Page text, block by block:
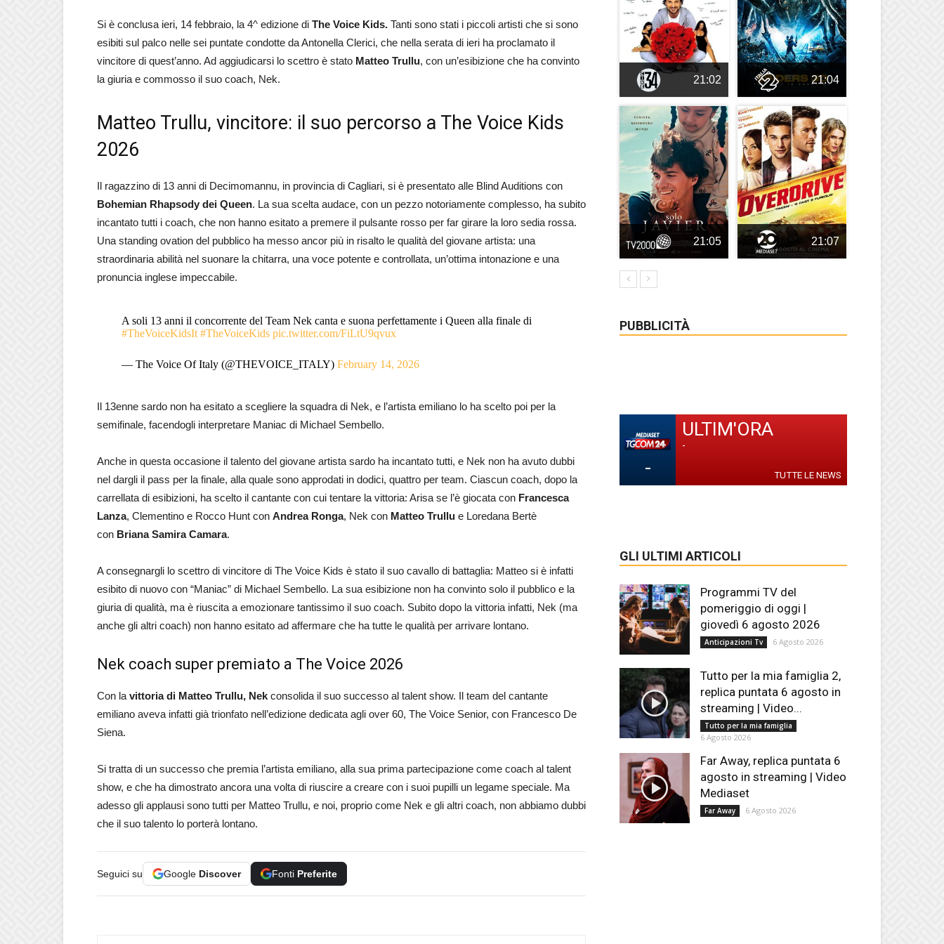
Si è conclusa ieri, 14 febbraio, la 4^ edizione di The Voice Kids. Tanti sono stati i piccoli artisti che si sono
esibiti sul palco nelle sei puntate condotte da Antonella Clerici, che nella serata di ieri ha proclamato il
vincitore di quest’anno. Ad aggiudicarsi lo scettro è stato Matteo Trullu, con un’esibizione che ha convinto
la giuria e commosso il suo coach, Nek.
Matteo Trullu, vincitore: il suo percorso a The Voice Kids
2026
Il ragazzino di 13 anni di Decimomannu, in provincia di Cagliari, si è presentato alle Blind Auditions con
Bohemian Rhapsody dei Queen. La sua scelta audace, con un pezzo notoriamente complesso, ha subito
incantato tutti i coach, che non hanno esitato a premere il pulsante rosso per far girare la loro sedia rossa.
Una standing ovation del pubblico ha messo ancor più in risalto le qualità del giovane artista: una
straordinaria abilità nel suonare la chitarra, una voce potente e controllata, un’ottima intonazione e una
pronuncia inglese impeccabile.
A soli 13 anni il concorrente del Team Nek canta e suona perfettamente i Queen alla finale di
#TheVoiceKidsIt #TheVoiceKids pic.twitter.com/FiLtU9qvux
— The Voice Of Italy (@THEVOICE_ITALY) February 14, 2026
Il 13enne sardo non ha esitato a scegliere la squadra di Nek, e l’artista emiliano lo ha scelto poi per la
semifinale, facendogli interpretare Maniac di Michael Sembello.
Anche in questa occasione il talento del giovane artista sardo ha incantato tutti, e Nek non ha avuto dubbi
nel dargli il pass per la finale, alla quale sono approdati in dodici, quattro per team. Ciascun coach, dopo la
carrellata di esibizioni, ha scelto il cantante con cui tentare la vittoria: Arisa se l’è giocata con Francesca
Lanza, Clementino e Rocco Hunt con Andrea Ronga, Nek con Matteo Trullu e Loredana Bertè
con Briana Samira Camara.
A consegnargli lo scettro di vincitore di The Voice Kids è stato il suo cavallo di battaglia: Matteo si è infatti
esibito di nuovo con “Maniac” di Michael Sembello. La sua esibizione non ha convinto solo il pubblico e la
giuria di qualità, ma è riuscita a emozionare tantissimo il suo coach. Subito dopo la vittoria infatti, Nek (ma
anche gli altri coach) non hanno esitato ad affermare che ha tutte le qualità per arrivare lontano.
Nek coach super premiato a The Voice 2026
Con la vittoria di Matteo Trullu, Nek consolida il suo successo al talent show. Il team del cantante
emiliano aveva infatti già trionfato nell’edizione dedicata agli over 60, The Voice Senior, con Francesco De
Siena.
Si tratta di un successo che premia l’artista emiliano, alla sua prima partecipazione come coach al talent
show, e che ha dimostrato ancora una volta di riuscire a creare con i suoi pupilli un legame speciale. Ma
adesso gli applausi sono tutti per Matteo Trullu, e noi, proprio come Nek e gli altri coach, non abbiamo dubbi
che il suo talento lo porterà lontano.
Seguici su Google Discover Fonti Preferite
21:02 21:04
21:05 21:07
PUBBLICITÀ
-
ULTIM'ORA
-
TUTTE LE NEWS
GLI ULTIMI ARTICOLI
Programmi TV del
pomeriggio di oggi |
giovedì 6 agosto 2026
Anticipazioni Tv 6 Agosto 2026
Tutto per la mia famiglia 2,
replica puntata 6 agosto in
streaming | Video...
Tutto per la mia famiglia
6 Agosto 2026
Far Away, replica puntata 6
agosto in streaming | Video
Mediaset
Far Away 6 Agosto 2026